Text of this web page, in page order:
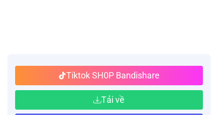
Tiktok SH0P Bandishare
Tải về